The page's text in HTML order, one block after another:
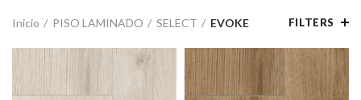
Inicio PISO LAMINADO SELECT EVOKE FILTERS